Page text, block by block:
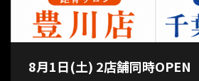
8月1日(土) 2店舗同時OPEN